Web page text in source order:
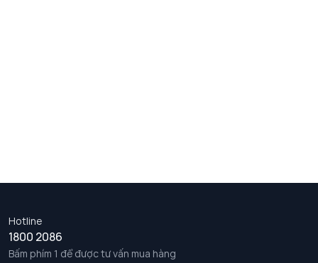
Hotline
1800 2086
Bấm phím 1 để được tư vấn mua hàng